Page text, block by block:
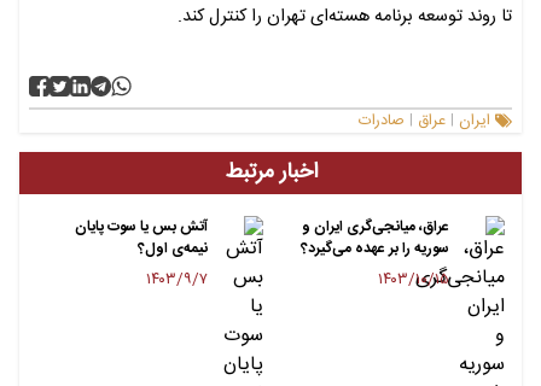
تا روند توسعه برنامه هسته‌ای تهران را کنترل کند.
ایران | عراق | صادرات
اخبار مرتبط
عراق، میانجی‌گری ایران و
سوریه را بر عهده می‌گیرد؟
۱۴۰۳/۱۰/۱۵
آتش بس یا سوت پایان
نیمەی اول؟
۱۴۰۳/۹/۷